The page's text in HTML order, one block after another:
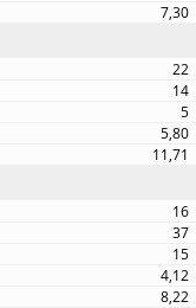
7,30
22
14
5
5,80
11,71
16
37
15
4,12
8,22